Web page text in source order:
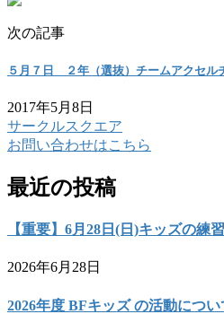
次の記事
５月７日 ２年（選抜）チームアクセル
2017年5月8日
サークルスクエア
お問い合わせはこちら
最近の投稿
【重要】6月28日(日)キッズの練
2026年6月28日
2026年度 BFキッズ の活動につい